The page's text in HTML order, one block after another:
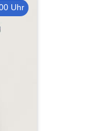
Uhr